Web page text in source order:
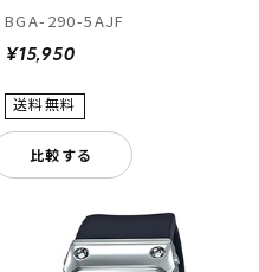
BGA-290-5AJF
¥15,950
比較する